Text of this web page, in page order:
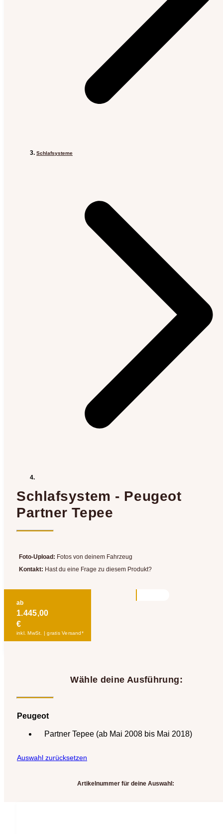
Schlafsysteme
Schlafsystem - Peugeot
Partner Tepee
Foto-Upload: Fotos von deinem Fahrzeug
Kontakt: Hast du eine Frage zu diesem Produkt?
ab
1.445,00
€
inkl. MwSt. | gratis Versand*
Wähle deine Ausführung:
Peugeot
Partner Tepee (ab Mai 2008 bis Mai 2018)
Auswahl zurücksetzen
Artikelnummer für deine Auswahl: